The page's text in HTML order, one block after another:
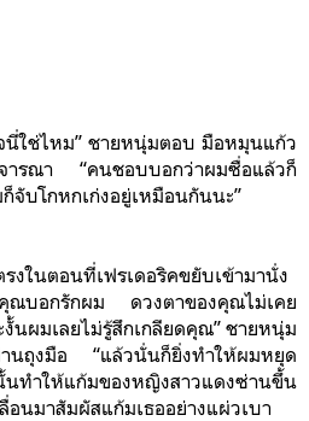
นี่ใช่ไหม” ชายหนุ่มตอบ มือหมุนแก้ว
จารณา “คนชอบบอกว่าผมซื่อแล้วก็
จับโกหกเก่งอยู่เหมือนกันนะ”
งในตอนที่เฟรเดอริคขยับเข้ามานั่ง
ณบอกรักผม ดวงตาของคุณไม่เคย
งั้นผมเลยไม่รู้สึกเกลียดคุณ” ชายหนุ่ม
านถุงมือ “แล้วนั่นก็ยิ่งทำให้ผมหยุด
ทำให้แก้มของหญิงสาวแดงซ่านขึ้น
อนมาสัมผัสแก้มเธออย่างแผ่วเบา